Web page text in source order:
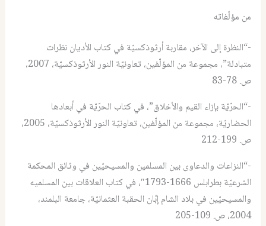
من مؤلّفاته
-“النظرة إلى الآخر، مقاربة أرثوذكسيّة في كتاب الأديان نظرات
متبادلة”، مجموعة من المؤلّفين، تعاونيّة النور الأرثوذكسيّة، 2007،
ص. 78-83
-“الحرّيّة بإزاء القيم والأخلاق”، في كتاب الحرّيّة في أبعادها
الحضاريّة، مجموعة من المؤلّفين، تعاونيّة النور الأرثوذكسيّة، 2005،
ص. 199-212
-“النزاعات والدعاوى بين المسلمين والمسيحيّين في وثائق المحكمة
الشرعيّة بطرابلس 1666-1793″، في كتاب العلاقات بين المسلميه
والمسيحيّين في بلاد الشام إبّان الحقبة العثمانيّة، جامعة البلمند،
2004، ص. 109-205